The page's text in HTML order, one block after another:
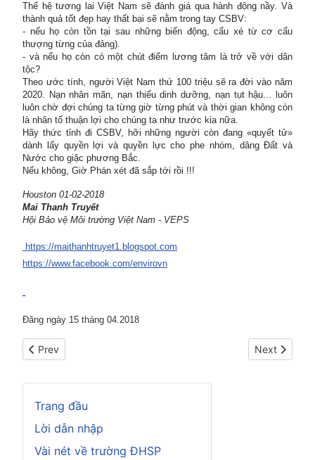
Trang đầu
Lời dẫn nhập
Vài nét về trường ĐHSP
Thế hệ tương lai Việt Nam sẽ đánh giá qua hành động nầy. Và
thành quả tốt đẹp hay thất bại sẽ nằm trong tay CSBV:
- nếu họ còn tồn tại sau những biến động, cấu xé từ cơ cấu
thượng từng của đảng).
- và nếu họ còn có một chút điểm lương tâm là trở về với dân
tộc?
Theo ước tính, người Việt Nam thứ 100 triệu sẽ ra đời vào năm
2020. Nạn nhân mãn, nạn thiếu dinh dưỡng, nạn tụt hậu... luôn
luôn chờ đợi chúng ta từng giờ từng phút và thời gian không còn
là nhân tố thuận lợi cho chúng ta như trước kia nữa.
Hãy thức tỉnh đi CSBV, hỡi những người còn đang «quyết tử»
dành lấy quyền lợi và quyền lực cho phe nhóm, dâng Đất và
Nước cho giặc phương Bắc.
Nếu không, Giờ Phán xét đã sắp tới rồi !!!
Houston 01-02-2018
Mai Thanh Truyết
Hội Bảo vệ Môi trường Việt Nam - VEPS
https://maithanhtruyet1.blogspot.com
https://www.facebook.com/envirovn
Đăng ngày 15 tháng 04.2018
Previous article: Thượng đỉnh COP 25 tại Madrid
Prev Next article:
Next